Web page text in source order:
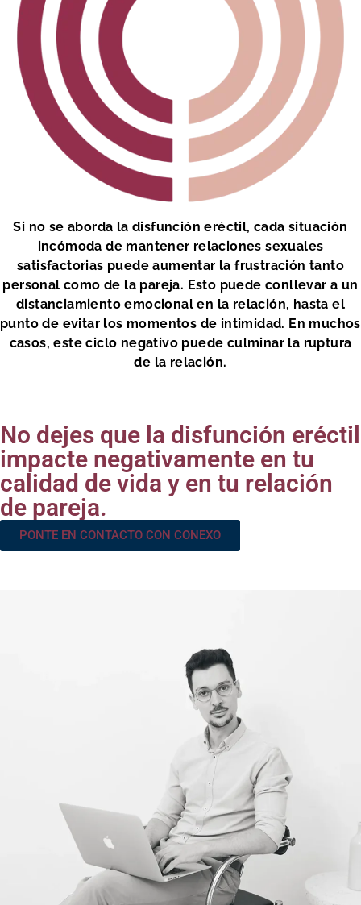
Si no se aborda la disfunción eréctil, cada situación
incómoda de mantener relaciones sexuales
satisfactorias puede aumentar la frustración tanto
personal como de la pareja. Esto puede conllevar a un
distanciamiento emocional en la relación, hasta el
punto de evitar los momentos de intimidad. En muchos
casos, este ciclo negativo puede culminar la ruptura
de la relación.
No dejes que la disfunción eréctil
impacte negativamente en tu
calidad de vida y en tu relación
de pareja.
PONTE EN CONTACTO CON CONEXO